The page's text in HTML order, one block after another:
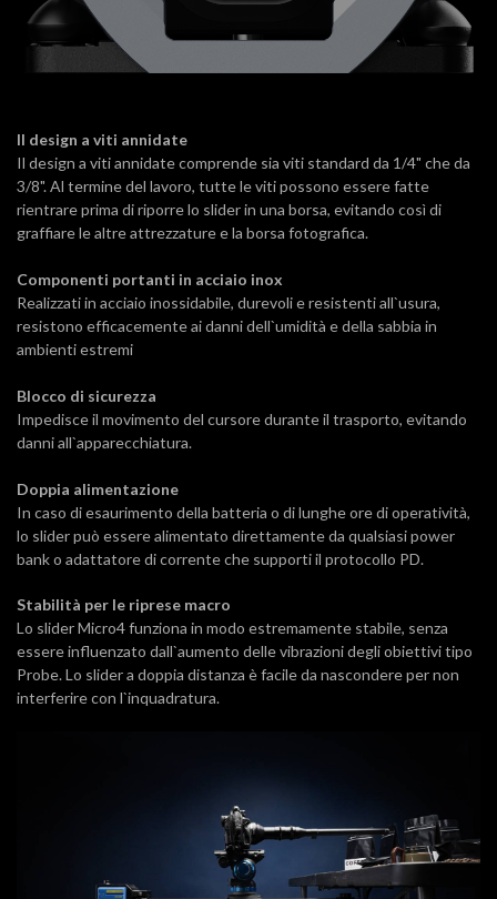
Il design a viti annidate
Il design a viti annidate comprende sia viti standard da 1/4" che da
3/8". Al termine del lavoro, tutte le viti possono essere fatte
rientrare prima di riporre lo slider in una borsa, evitando così di
graffiare le altre attrezzature e la borsa fotografica.
Componenti portanti in acciaio inox
Realizzati in acciaio inossidabile, durevoli e resistenti all`usura,
resistono efficacemente ai danni dell`umidità e della sabbia in
ambienti estremi
Blocco di sicurezza
Impedisce il movimento del cursore durante il trasporto, evitando
danni all`apparecchiatura.
Doppia alimentazione
In caso di esaurimento della batteria o di lunghe ore di operatività,
lo slider può essere alimentato direttamente da qualsiasi power
bank o adattatore di corrente che supporti il protocollo PD.
Stabilità per le riprese macro
Lo slider Micro4 funziona in modo estremamente stabile, senza
essere influenzato dall`aumento delle vibrazioni degli obiettivi tipo
Probe. Lo slider a doppia distanza è facile da nascondere per non
interferire con l`inquadratura.